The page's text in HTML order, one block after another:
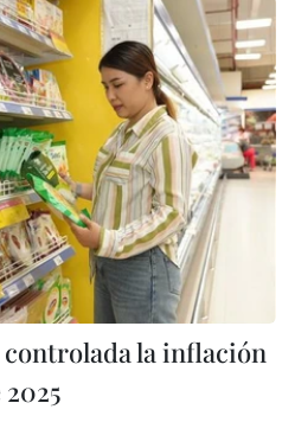
la inflación